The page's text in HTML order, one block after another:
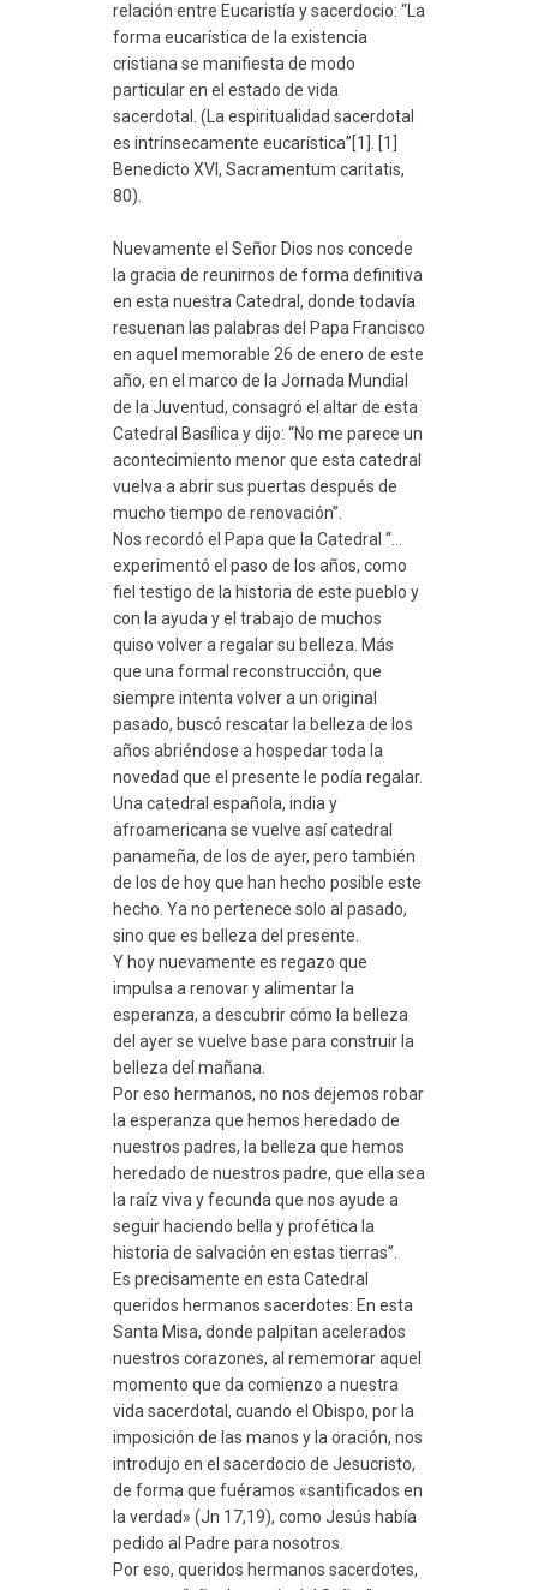
relación entre Eucaristía y sacerdocio: “La
forma eucarística de la existencia
cristiana se manifiesta de modo
particular en el estado de vida
sacerdotal. (La espiritualidad sacerdotal
es intrínsecamente eucarística”[1]. [1]
Benedicto XVI, Sacramentum caritatis,
80)​.
Nuevamente el Señor Dios nos concede
la gracia de reunirnos de forma definitiva
en esta nuestra Catedral, donde todavía
resuenan las palabras del Papa Francisco
en aquel memorable 26 de enero de este
año, en el marco de la Jornada Mundial
de la Juventud, consagró el altar de esta
Catedral Basílica y dijo: “No me parece un
acontecimiento menor que esta catedral
vuelva a abrir sus puertas después de
mucho tiempo de renovación”.
Nos recordó el Papa que la Catedral “…
experimentó el paso de los años, como
fiel testigo de la historia de este pueblo y
con la ayuda y el trabajo de muchos
quiso volver a regalar su belleza. Más
que una formal reconstrucción, que
siempre intenta volver a un original
pasado, buscó rescatar la belleza de los
años abriéndose a hospedar toda la
novedad que el presente le podía regalar.
Una catedral española, india y
afroamericana se vuelve así catedral
panameña, de los de ayer, pero también
de los de hoy que han hecho posible este
hecho. Ya no pertenece solo al pasado,
sino que es belleza del presente.
Y hoy nuevamente es regazo que
impulsa a renovar y alimentar la
esperanza, a descubrir cómo la belleza
del ayer se vuelve base para construir la
belleza del mañana.
Por eso hermanos, no nos dejemos robar
la esperanza que hemos heredado de
nuestros padres, la belleza que hemos
heredado de nuestros padre, que ella sea
la raíz viva y fecunda que nos ayude a
seguir haciendo bella y profética la
historia de salvación en estas tierras”.
Es precisamente en esta Catedral
queridos hermanos sacerdotes: En esta
Santa Misa, donde palpitan acelerados
nuestros corazones, al rememorar aquel
momento que da comienzo a nuestra
vida sacerdotal, cuando el Obispo, por la
imposición de las manos y la oración, nos
introdujo en el sacerdocio de Jesucristo,
de forma que fuéramos «santificados en
la verdad» (Jn 17,19), como Jesús había
pedido al Padre para nosotros.
Por eso, queridos hermanos sacerdotes,